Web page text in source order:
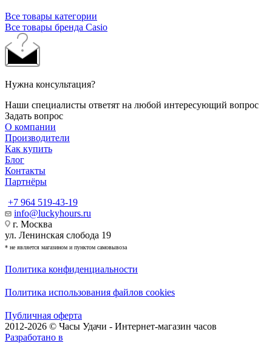
Все товары категории
Все товары бренда Casio
Нужна консультация?
Наши специалисты ответят на любой интересующий вопрос
Задать вопрос
О компании
Производители
Как купить
Блог
Контакты
Партнёры
+7 964 519-43-19
info@luckyhours.ru
г. Москва
ул. Ленинская слобода 19
* не является магазином и пунктом самовывоза
Политика конфиденциальности
Политика использования файлов cookies
Публичная оферта
2012-2026 © Часы Удачи - Интернет-магазин часов
Разработано в